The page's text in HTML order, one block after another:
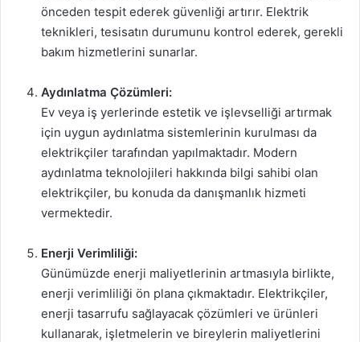
önceden tespit ederek güvenliği artırır. Elektrik
teknikleri, tesisatın durumunu kontrol ederek, gerekli
bakım hizmetlerini sunarlar.
Aydınlatma Çözümleri:
Ev veya iş yerlerinde estetik ve işlevselliği artırmak
için uygun aydınlatma sistemlerinin kurulması da
elektrikçiler tarafından yapılmaktadır. Modern
aydınlatma teknolojileri hakkında bilgi sahibi olan
elektrikçiler, bu konuda da danışmanlık hizmeti
vermektedir.
Enerji Verimliliği:
Günümüzde enerji maliyetlerinin artmasıyla birlikte,
enerji verimliliği ön plana çıkmaktadır. Elektrikçiler,
enerji tasarrufu sağlayacak çözümleri ve ürünleri
kullanarak, işletmelerin ve bireylerin maliyetlerini